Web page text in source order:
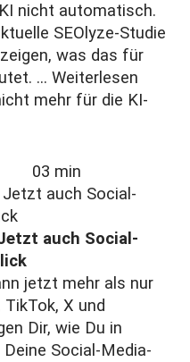
nicht automatisch.
SEOlyze-Studie
was das für
... Weiterlesen
mehr für die KI-
03 min
auch Social-
jetzt mehr als nur
X und
Dir, wie Du in
Social-Media-